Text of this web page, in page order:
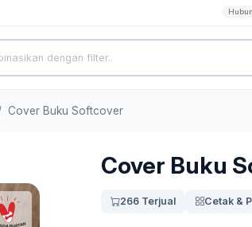
Cover Buku Softcover
Cover Buku
266 Terjual Cetak &